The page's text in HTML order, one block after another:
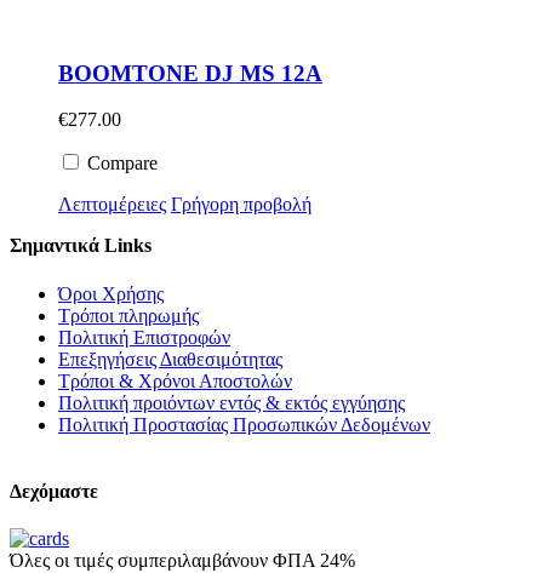
BOOMTONE DJ MS 12A
€277.00
Compare
Λεπτομέρειες Γρήγορη προβολή
Σημαντικά Links
Όροι Χρήσης
Τρόποι πληρωμής
Πολιτική Επιστροφών
Επεξηγήσεις Διαθεσιμότητας
Τρόποι & Χρόνοι Αποστολών
Πολιτική προιόντων εντός & εκτός εγγύησης
Πολιτική Προστασίας Προσωπικών Δεδομένων
Δεχόμαστε
Όλες οι τιμές συμπεριλαμβάνουν ΦΠΑ 24%